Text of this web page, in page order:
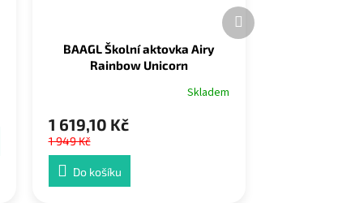
BAAGL Školní aktovka Airy
Rainbow Unicorn
Skladem
1 619,10 Kč
1 949 Kč
Do košíku
Další
produkt